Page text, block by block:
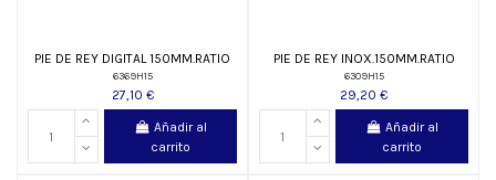
PIE DE REY DIGITAL 150MM.RATIO
6369H15
27,10 €
Añadir al
carrito
PIE DE REY INOX.150MM.RATIO
6309H15
29,20 €
Añadir al
carrito